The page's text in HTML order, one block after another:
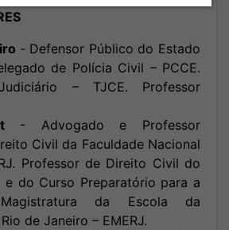
- Defensor Público do Estado
de Polícia Civil – PCCE.
– TJCE. Professor
- Advogado e Professor
Civil da Faculdade Nacional
Professor de Direito Civil do
e do Curso Preparatório para a
da Escola da
de Janeiro – EMERJ.